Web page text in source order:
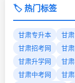
🏷️ 热门标签
甘肃专升本 甘
甘肃招考网
甘
甘肃升学网
甘
甘肃中考网
甘